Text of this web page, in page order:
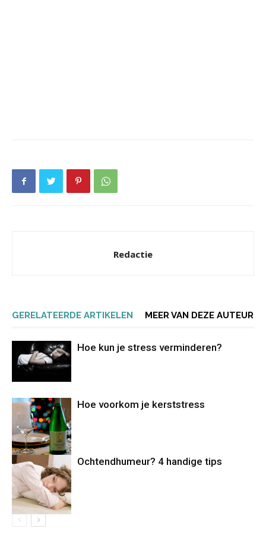
Redactie
GERELATEERDE ARTIKELEN MEER VAN DEZE AUTEUR
Hoe kun je stress verminderen?
Hoe voorkom je kerststress
Ochtendhumeur? 4 handige tips